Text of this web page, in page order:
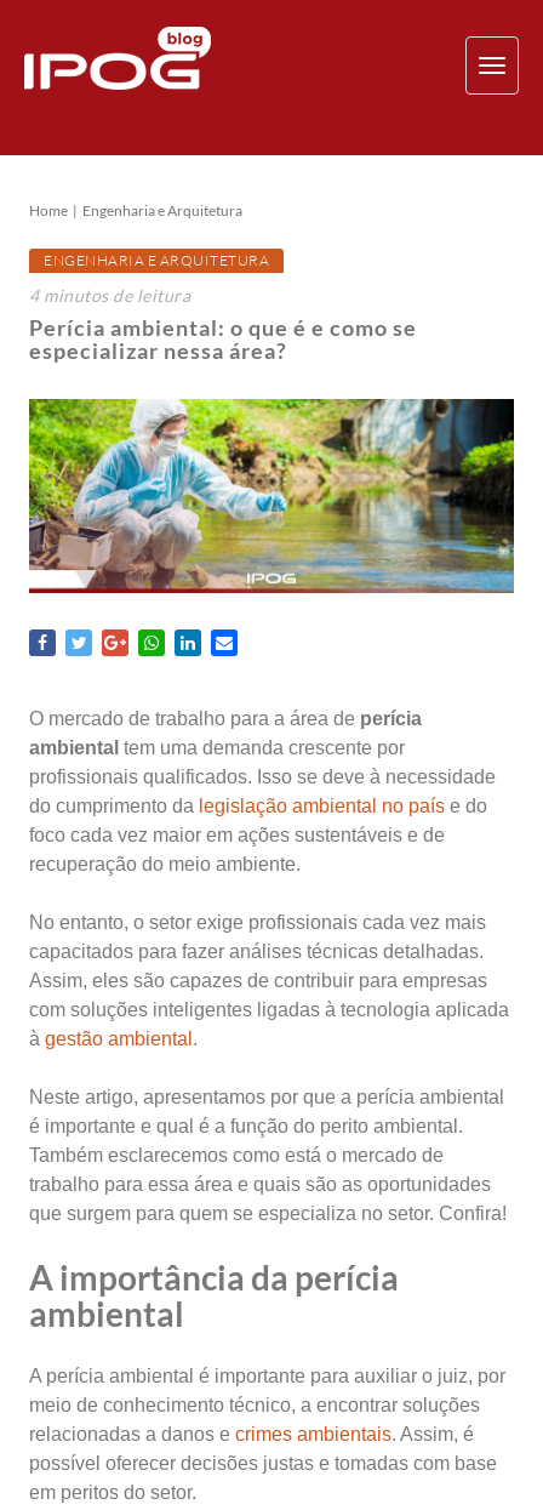
Home Engenharia e Arquitetura
ENGENHARIA E ARQUITETURA
4 minutosde leitura
Perícia ambiental: o que é e como se
especializar nessa área?
O mercado de trabalho para a área de perícia
ambiental tem uma demanda crescente por
profissionais qualificados. Isso se deve à necessidade
do cumprimento da legislação ambiental no país e do
foco cada vez maior em ações sustentáveis e de
recuperação do meio ambiente.
No entanto, o setor exige profissionais cada vez mais
capacitados para fazer análises técnicas detalhadas.
Assim, eles são capazes de contribuir para empresas
com soluções inteligentes ligadas à tecnologia aplicada
à gestão ambiental .
Neste artigo, apresentamos por que a perícia ambiental
é importante e qual é a função do perito ambiental.
Também esclarecemos como está o mercado de
trabalho para essa área e quais são as oportunidades
que surgem para quem se especializa no setor. Confira!
A importância da perícia
ambiental
A perícia ambiental é importante para auxiliar o juiz, por
meio de conhecimento técnico, a encontrar soluções
relacionadas a danos e crimes ambientais. Assim, é
possível oferecer decisões justas e tomadas com base
em peritos do setor.